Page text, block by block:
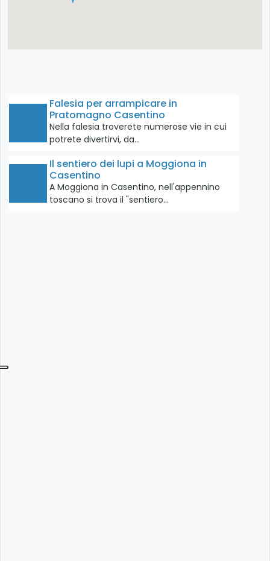
Falesia per arrampicare in
Pratomagno Casentino
Nella falesia troverete numerose vie in cui
potrete divertirvi, da…
Il sentiero dei lupi a Moggiona in
Casentino
A Moggiona in Casentino, nell'appennino
toscano si trova il "sentiero…